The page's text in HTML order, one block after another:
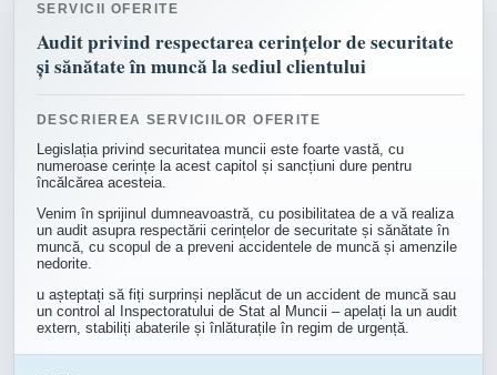
SERVICII OFERITE
Audit privind respectarea cerințelor de securitate
și sănătate în muncă la sediul clientului
DESCRIEREA SERVICIILOR OFERITE
Legislația privind securitatea muncii este foarte vastă, cu
numeroase cerințe la acest capitol și sancțiuni dure pentru
încălcărea acesteia.
Venim în sprijinul dumneavoastră, cu posibilitatea de a vă realiza
un audit asupra respectării cerințelor de securitate și sănătate în
muncă, cu scopul de a preveni accidentele de muncă și amenzile
nedorite.
u așteptați să fiți surprinși neplăcut de un accident de muncă sau
un control al Inspectoratului de Stat al Muncii – apelați la un audit
extern, stabiliți abaterile și înlăturațile în regim de urgență.